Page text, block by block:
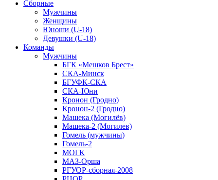
Сборные
Мужчины
Женщины
Юноши (U-18)
Девушки (U-18)
Команды
Мужчины
БГК «Мешков Брест»
СКА-Минск
БГУФК-СКА
СКА-Юни
Кронон (Гродно)
Кронон-2 (Гродно)
Машека (Могилёв)
Машека-2 (Могилев)
Гомель (мужчины)
Гомель-2
МОГК
МАЗ-Орша
РГУОР-сборная-2008